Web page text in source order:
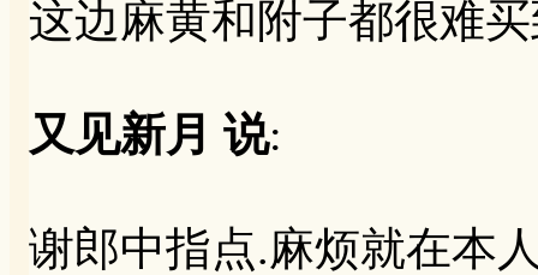
这边麻黄和附子都很难
又见新月 说:
谢郎中指点.麻烦就在本